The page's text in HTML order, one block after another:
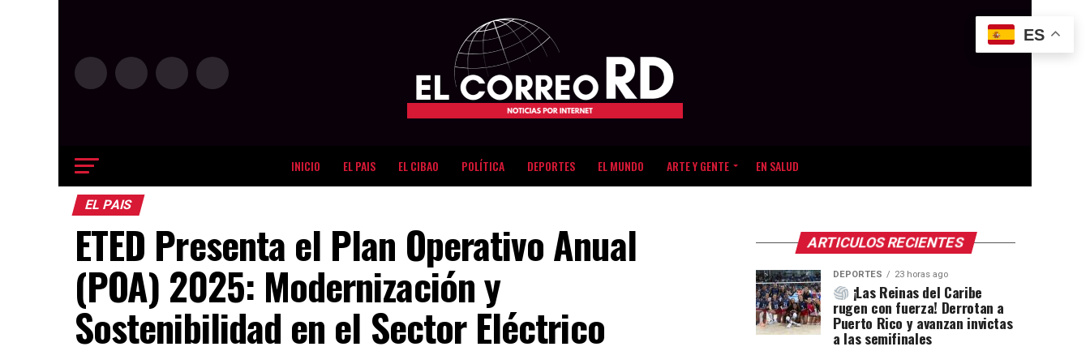
INICIO EL PAIS EL CIBAO POLÍTICA DEPORTES EL MUNDO ARTE Y GENTE EN SALUD
EL PAIS
ETED Presenta el Plan Operativo Anual
(POA) 2025: Modernización y
Sostenibilidad en el Sector Eléctrico
ARTICULOS RECIENTES
DEPORTES 23 horas ago
¡Las Reinas del Caribe
rugen con fuerza! Derrotan a
Puerto Rico y avanzan invictas
a las semifinales
ES